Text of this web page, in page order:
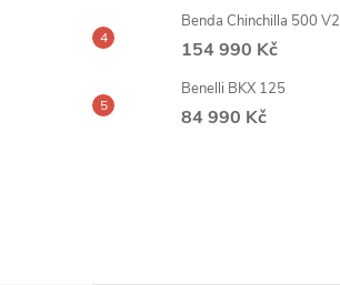
Benda Chinchilla 500 V2
154 990 Kč
Benelli BKX 125
84 990 Kč